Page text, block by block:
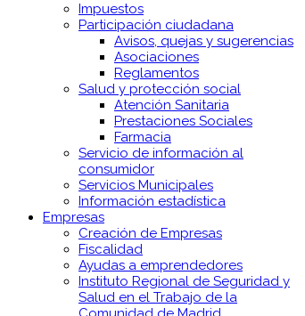
Impuestos
Participación ciudadana
Avisos, quejas y sugerencias
Asociaciones
Reglamentos
Salud y protección social
Atención Sanitaria
Prestaciones Sociales
Farmacia
Servicio de información al
consumidor
Servicios Municipales
Información estadística
Empresas
Creación de Empresas
Fiscalidad
Ayudas a emprendedores
Instituto Regional de Seguridad y
Salud en el Trabajo de la